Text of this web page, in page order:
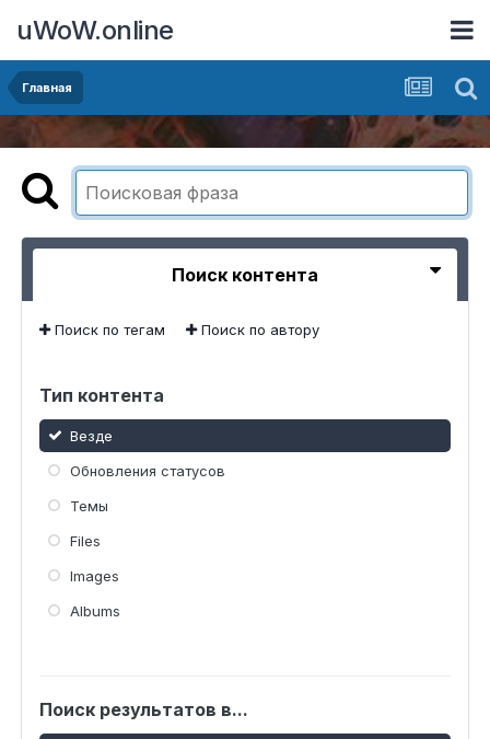
uWoW.online
Главная
Поиск контента
Поиск по тегам Поиск по автору
Тип контента
Везде
Обновления статусов
Темы
Files
Images
Albums
Поиск результатов в...